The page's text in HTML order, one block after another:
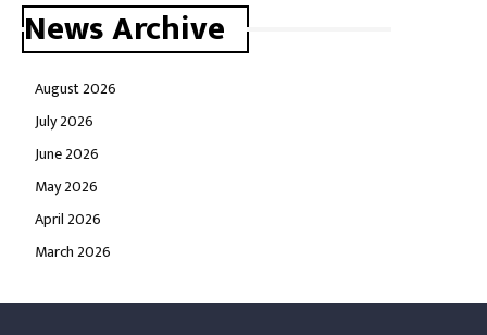
News Archive
August 2026
July 2026
June 2026
May 2026
April 2026
March 2026